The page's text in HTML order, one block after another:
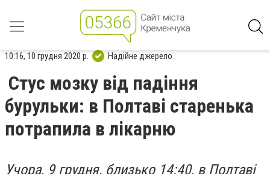
10:16, 10 грудня 2020 р. Надійне джерело
Стус мозку від падіння
бурульки: в Полтаві старенька
потрапила в лікарню
Учора, 9 грудня, близько 14:40, в Полтаві